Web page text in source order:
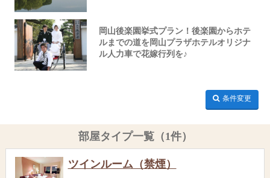
岡山後楽園挙式プラン！後楽園からホテ
ルまでの道を岡山プラザホテルオリジナ
ル人力車で花嫁行列を♪
条件変更
部屋タイプ一覧（1件）
ツインルーム（禁煙）